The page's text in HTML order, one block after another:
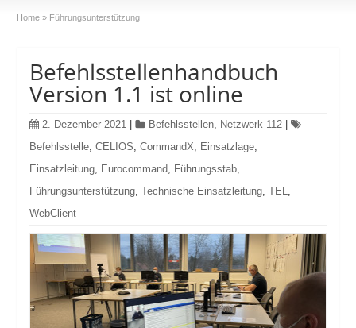
Home » Führungsunterstützung
Befehlsstellenhandbuch
Version 1.1 ist online
2. Dezember 2021 Befehlsstellen, Netzwerk 112
Befehlsstelle,CELIOS,CommandX, Einsatzlage,
Einsatzleitung, Eurocommand, Führungsstab,
Führungsunterstützung,Technische Einsatzleitung,TEL,
WebClient